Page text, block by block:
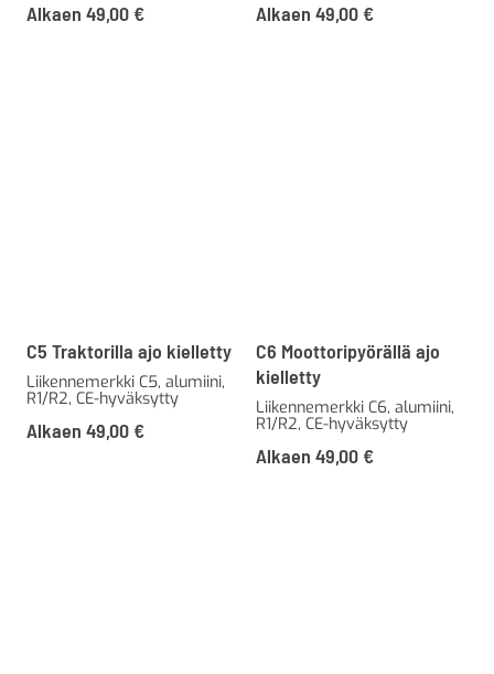
Alkaen 49,00 € Alkaen 49,00 €
C5 Traktorilla ajo kielletty
Liikennemerkki C5, alumiini,
R1/R2, CE-hyväksytty
Alkaen 49,00 €
C6 Moottoripyörällä ajo
kielletty
Liikennemerkki C6, alumiini,
R1/R2, CE-hyväksytty
Alkaen 49,00 €